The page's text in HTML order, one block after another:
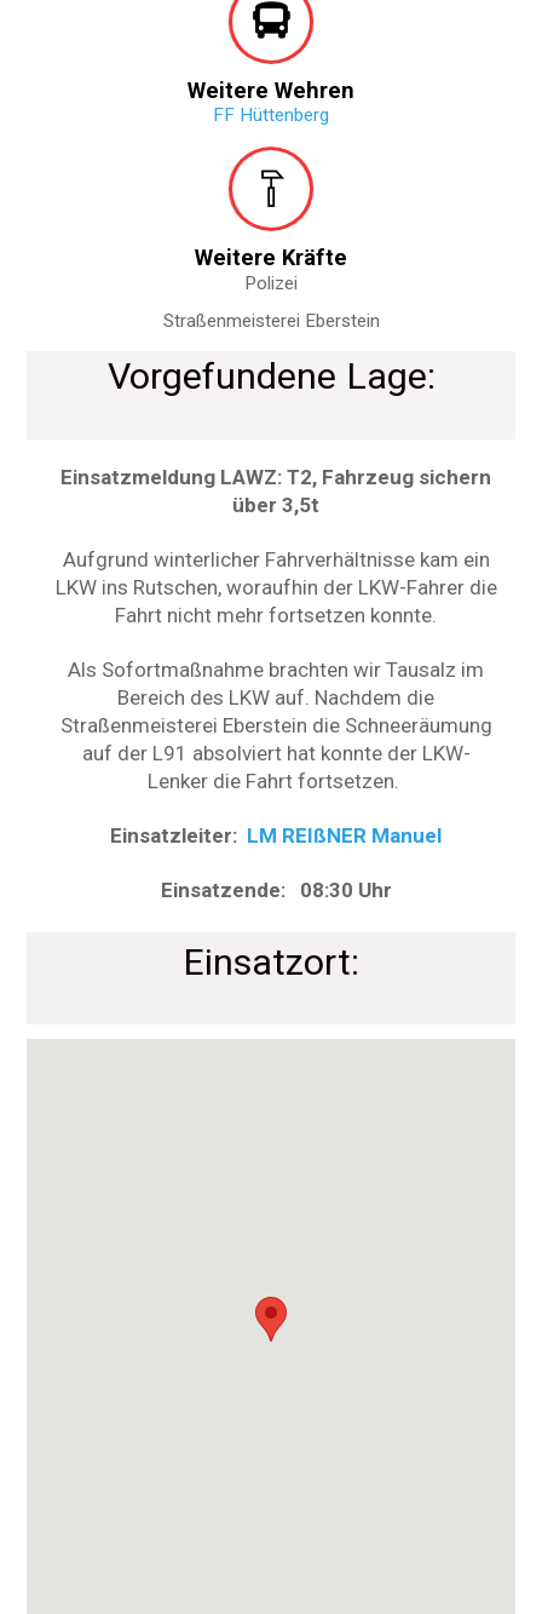
Weitere Wehren
FF Hüttenberg
Weitere Kräfte
Polizei
Straßenmeisterei Eberstein
Vorgefundene Lage:
Einsatzmeldung LAWZ: T2, Fahrzeug sichern
über 3,5t
Aufgrund winterlicher Fahrverhältnisse kam ein
LKW ins Rutschen, woraufhin der LKW-Fahrer die
Fahrt nicht mehr fortsetzen konnte.
Als Sofortmaßnahme brachten wir Tausalz im
Bereich des LKW auf. Nachdem die
Straßenmeisterei Eberstein die Schneeräumung
auf der L91 absolviert hat konnte der LKW-
Lenker die Fahrt fortsetzen.
Einsatzleiter: LM REIßNER Manuel
Einsatzende: 08:30 Uhr
Einsatzort: